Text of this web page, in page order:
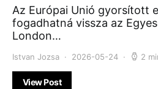
Az Európai Unió gyorsított
fogadhatná vissza az
London…
Istvan Jozsa 2026-05-24 2
View Post